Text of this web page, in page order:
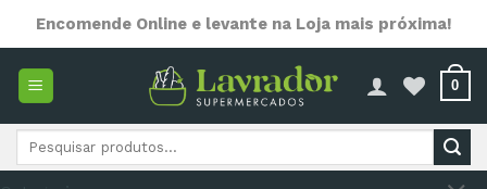
content
Encomende Online e levante na Loja mais próxima!
0
Pesquisar